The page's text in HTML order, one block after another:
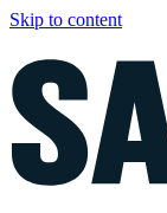
Skip to content